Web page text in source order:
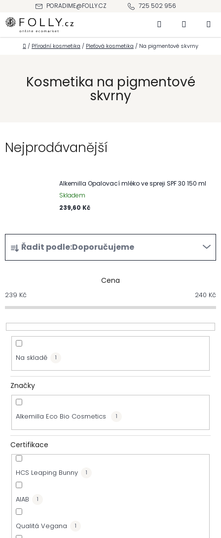
obsah
PORADIME@FOLLY.CZ 725 502 956
Hledat NÁKUPNÍ
KOŠÍK
Domů
/ Přírodní kosmetika / Pleťová kosmetika / Na pigmentové skvrny
Kosmetika na pigmentové
skvrny
Nejprodávanější
Alkemilla Opalovací mléko ve spreji SPF 30 150 ml
Skladem
239,60 Kč
Ř
a
e
n
d
u
Řadit podle:Doporučujeme
Cena
239 Kč 240 Kč
Na skladě 1
Značky
Alkemilla Eco Bio Cosmetics 1
Certifikace
HCS Leaping Bunny 1
AIAB 1
Qualitá Vegana 1